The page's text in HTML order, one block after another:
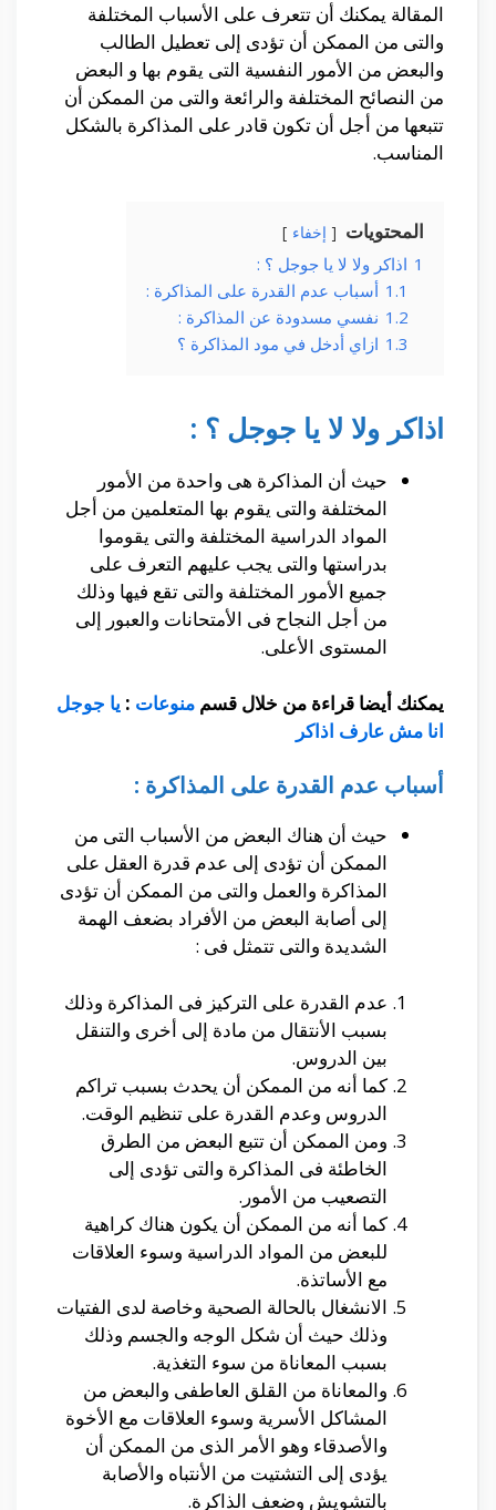
المقالة يمكنك أن تتعرف على الأسباب المختلفة
والتى من الممكن أن تؤدى إلى تعطيل الطالب
والبعض من الأمور النفسية التى يقوم بها و البعض
من النصائح المختلفة والرائعة والتى من الممكن أن
تتبعها من أجل أن تكون قادر على المذاكرة بالشكل
المناسب.
المحتويات إخفاء
1 اذاكر ولا لا يا جوجل ؟ :
1.1 أسباب عدم القدرة على المذاكرة :
1.2 نفسي مسدودة عن المذاكرة :
1.3 ازاي أدخل في مود المذاكرة ؟
اذاكر ولا لا يا جوجل ؟ :
حيث أن المذاكرة هى واحدة من الأمور
المختلفة والتى يقوم بها المتعلمين من أجل
المواد الدراسية المختلفة والتى يقوموا
بدراستها والتى يجب عليهم التعرف على
جميع الأمور المختلفة والتى تقع فيها وذلك
من أجل النجاح فى الأمتحانات والعبور إلى
المستوى الأعلى.
يمكنك أيضا قراءة من خلال قسم منوعات : يا جوجل
انا مش عارف اذاكر
أسباب عدم القدرة على المذاكرة :
حيث أن هناك البعض من الأسباب التى من
الممكن أن تؤدى إلى عدم قدرة العقل على
المذاكرة والعمل والتى من الممكن أن تؤدى
إلى أصابة البعض من الأفراد بضعف الهمة
الشديدة والتى تتمثل فى :
عدم القدرة على التركيز فى المذاكرة وذلك
بسبب الأنتقال من مادة إلى أخرى والتنقل
بين الدروس.
كما أنه من الممكن أن يحدث بسبب تراكم
الدروس وعدم القدرة على تنظيم الوقت.
ومن الممكن أن تتبع البعض من الطرق
الخاطئة فى المذاكرة والتى تؤدى إلى
التصعيب من الأمور.
كما أنه من الممكن أن يكون هناك كراهية
للبعض من المواد الدراسية وسوء العلاقات
مع الأساتذة.
الانشغال بالحالة الصحية وخاصة لدى الفتيات
وذلك حيث أن شكل الوجه والجسم وذلك
بسبب المعاناة من سوء التغذية.
والمعاناة من القلق العاطفى والبعض من
المشاكل الأسرية وسوء العلاقات مع الأخوة
والأصدقاء وهو الأمر الذى من الممكن أن
يؤدى إلى التشتيت من الأنتباه والأصابة
بالتشويش وضعف الذاكرة.